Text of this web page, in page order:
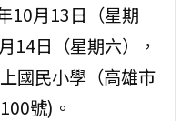
10月13日（星期
14日（星期六），
國民小學（高雄市
號)。